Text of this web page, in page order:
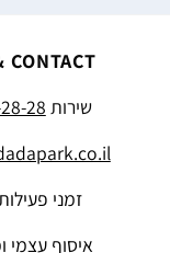
CONTACT
שירות 28
זמני
איסוף עצמי